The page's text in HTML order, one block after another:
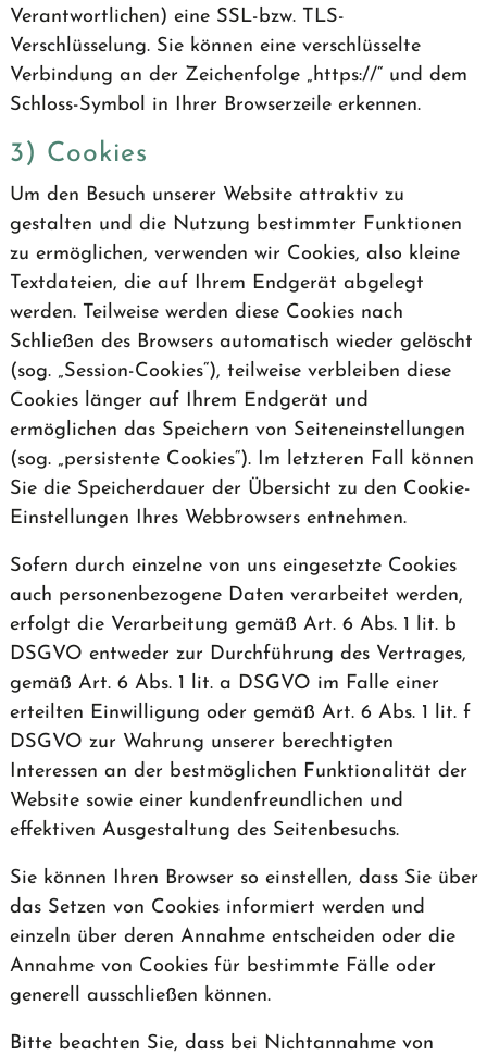
Verantwortlichen) eine SSL-bzw. TLS-
Verschlüsselung. Sie können eine verschlüsselte
Verbindung an der Zeichenfolge „https://“ und dem
Schloss-Symbol in Ihrer Browserzeile erkennen.
3) Cookies
Um den Besuch unserer Website attraktiv zu
gestalten und die Nutzung bestimmter Funktionen
zu ermöglichen, verwenden wir Cookies, also kleine
Textdateien, die auf Ihrem Endgerät abgelegt
werden. Teilweise werden diese Cookies nach
Schließen des Browsers automatisch wieder gelöscht
(sog. „Session-Cookies“), teilweise verbleiben diese
Cookies länger auf Ihrem Endgerät und
ermöglichen das Speichern von Seiteneinstellungen
(sog. „persistente Cookies“). Im letzteren Fall können
Sie die Speicherdauer der Übersicht zu den Cookie-
Einstellungen Ihres Webbrowsers entnehmen.
Sofern durch einzelne von uns eingesetzte Cookies
auch personenbezogene Daten verarbeitet werden,
erfolgt die Verarbeitung gemäß Art. 6 Abs. 1 lit. b
DSGVO entweder zur Durchführung des Vertrages,
gemäß Art. 6 Abs. 1 lit. a DSGVO im Falle einer
erteilten Einwilligung oder gemäß Art. 6 Abs. 1 lit. f
DSGVO zur Wahrung unserer berechtigten
Interessen an der bestmöglichen Funktionalität der
Website sowie einer kundenfreundlichen und
effektiven Ausgestaltung des Seitenbesuchs.
Sie können Ihren Browser so einstellen, dass Sie über
das Setzen von Cookies informiert werden und
einzeln über deren Annahme entscheiden oder die
Annahme von Cookies für bestimmte Fälle oder
generell ausschließen können.
Bitte beachten Sie, dass bei Nichtannahme von